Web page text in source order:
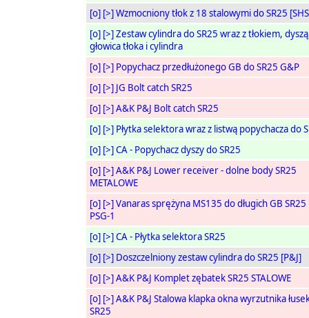
[o] [>]Wzmocniony tłok z 18 stalowymi do SR25
[o] [>]Zestaw cylindra do SR25 wraz z tłokiem,
głowica tłoka i cylindra
[o] [>] Popychacz przedłużonego GB do SR25 G&P
[o] [>] JG Bolt catch SR25
[o] [>]A&K P&J Bolt catch SR25
[o] [>] Płytka selektora wraz z listwą popychacza do
[o] [>]CA - Popychacz dyszy do SR25
[o] [>]A&K P&J Lower receiver - dolne body SR25
METALOWE
[o] [>]Vanaras sprężyna MS135 do długich GB SR25
PSG-1
[o] [>]CA - Płytka selektora SR25
[o] [>] Doszczelniony zestaw cylindra do SR25 [P&J]
[o] [>]A&K P&J Komplet zębatek SR25 STALOWE
[o] [>]A&K P&J Stalowa klapka okna wyrzutnika
SR25